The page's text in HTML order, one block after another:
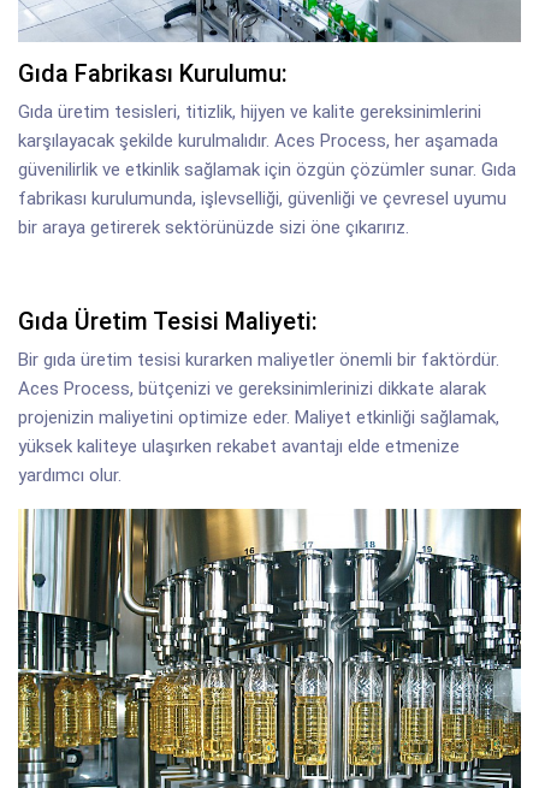
Gıda Fabrikası Kurulumu:
Gıda üretim tesisleri, titizlik, hijyen ve kalite gereksinimlerini
karşılayacak şekilde kurulmalıdır. Aces Process, her aşamada
güvenilirlik ve etkinlik sağlamak için özgün çözümler sunar. Gıda
fabrikası kurulumunda, işlevselliği, güvenliği ve çevresel uyumu
bir araya getirerek sektörünüzde sizi öne çıkarırız.
Gıda Üretim Tesisi Maliyeti:
Bir gıda üretim tesisi kurarken maliyetler önemli bir faktördür.
Aces Process, bütçenizi ve gereksinimlerinizi dikkate alarak
projenizin maliyetini optimize eder. Maliyet etkinliği sağlamak,
yüksek kaliteye ulaşırken rekabet avantajı elde etmenize
yardımcı olur.